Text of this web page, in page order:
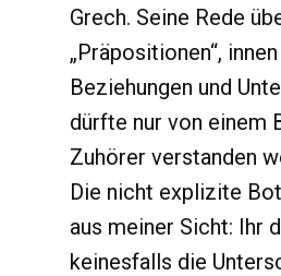
Grech. Seine Rede
„Präpositionen“,
Beziehungen und
dürfte nur von einem
Zuhörer verstanden
Die nicht explizite
aus meiner Sicht: Ihr
keinesfalls die